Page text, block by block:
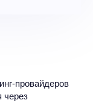
провайдеров
через